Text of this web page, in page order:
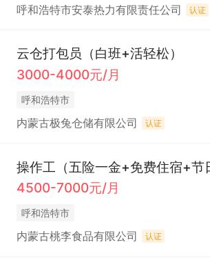
呼和浩特市安泰热力有限责任公司 认证
云仓打包员（白班+活轻松）
3000-4000元/月
呼和浩特市
内蒙古极兔仓储有限公司 认证
4500-7000元/月
呼和浩特市
内蒙古桃李食品有限公司 认证